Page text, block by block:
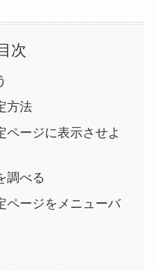
次
方法
ページに表示させよ
調べる
ページをメニューバ